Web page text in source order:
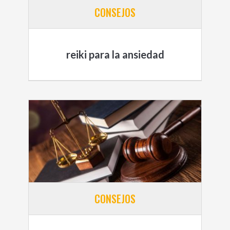
CONSEJOS
reiki para la ansiedad
CONSEJOS